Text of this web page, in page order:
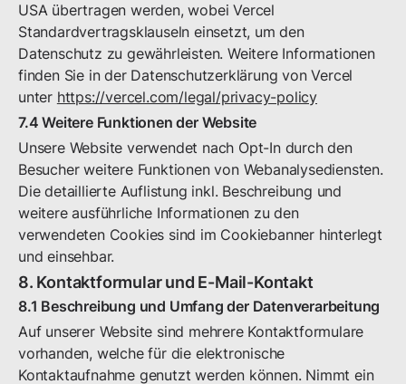
USA übertragen werden, wobei Vercel
Standardvertragsklauseln einsetzt, um den
Datenschutz zu gewährleisten. Weitere Informationen
finden Sie in der Datenschutzerklärung von Vercel
unter https://vercel.com/legal/privacy-policy
7.4 Weitere Funktionen der Website
Unsere Website verwendet nach Opt-In durch den
Besucher weitere Funktionen von Webanalysediensten.
Die detaillierte Auflistung inkl. Beschreibung und
weitere ausführliche Informationen zu den
verwendeten Cookies sind im Cookiebanner hinterlegt
und einsehbar.
8. Kontaktformular und E-Mail-Kontakt
8.1 Beschreibung und Umfang der Datenverarbeitung
Auf unserer Website sind mehrere Kontaktformulare
vorhanden, welche für die elektronische
Kontaktaufnahme genutzt werden können. Nimmt ein